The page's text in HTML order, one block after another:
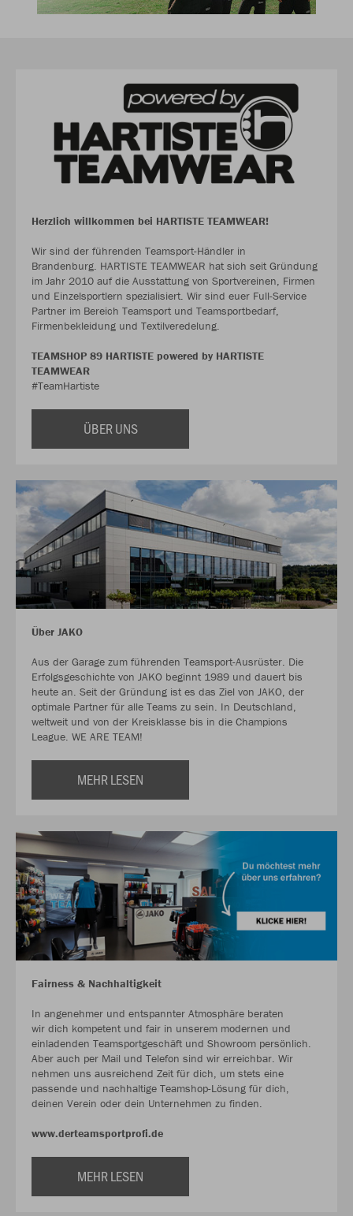
Herzlich willkommen bei HARTISTE TEAMWEAR!
Wir sind der führenden Teamsport-Händler in
Brandenburg. HARTISTE TEAMWEAR hat sich seit Gründung
im Jahr 2010 auf die Ausstattung von Sportvereinen, Firmen
und Einzelsportlern spezialisiert. Wir sind euer Full-Service
Partner im Bereich Teamsport und Teamsportbedarf,
Firmenbekleidung und Textilveredelung.
TEAMSHOP 89 HARTISTE powered by HARTISTE
TEAMWEAR
#TeamHartiste
ÜBER UNS
Über JAKO
Aus der Garage zum führenden Teamsport-Ausrüster. Die
Erfolgsgeschichte von JAKO beginnt 1989 und dauert bis
heute an. Seit der Gründung ist es das Ziel von JAKO, der
optimale Partner für alle Teams zu sein. In Deutschland,
weltweit und von der Kreisklasse bis in die Champions
League. WE ARE TEAM!
MEHR LESEN
Fairness & Nachhaltigkeit
In angenehmer und entspannter Atmosphäre beraten
wir dich kompetent und fair in unserem modernen und
einladenden Teamsportgeschäft und Showroom persönlich.
Aber auch per Mail und Telefon sind wir erreichbar. Wir
nehmen uns ausreichend Zeit für dich, um stets eine
passende und nachhaltige Teamshop-Lösung für dich,
deinen Verein oder dein Unternehmen zu finden.
www.derteamsportprofi.de
MEHR LESEN